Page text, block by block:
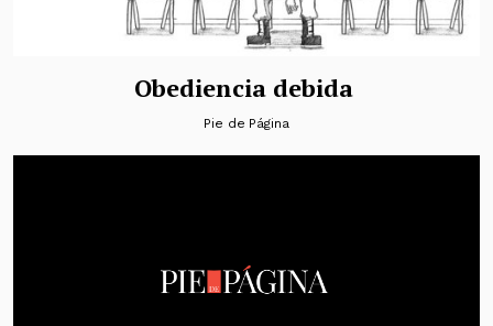
Obediencia debida
Pie de Página